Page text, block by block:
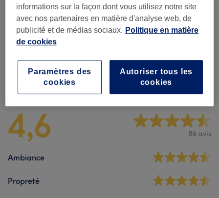
Manucure (12) à partir de 5 €
Beauté Des Pieds
Avis sur l'établissement
4,6 86 avis
Ambiance
Propreté
informations sur la façon dont vous utilisez notre site
avec nos partenaires en matière d'analyse web, de
publicité et de médias sociaux. Politique en matière
de cookies
Autoriser tous les
cookies
Paramètres des
cookies